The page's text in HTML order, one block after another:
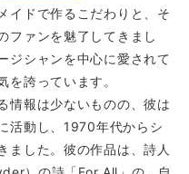
イドで作るこだわりと、そ
ファンを魅了してきまし
ジシャンを中心に愛されて
を誇っています。
情報は少ないものの、彼は
活動し、1970年代からシ
ました。彼の作品は、詩人